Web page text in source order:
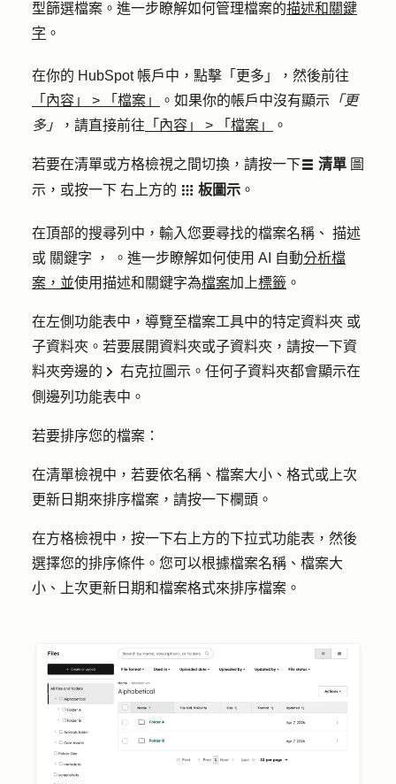
型篩選檔案。進一步瞭解如何管理檔案的描述和關鍵
字 。
在你的 HubSpot 帳戶中，點擊 「更多」
，然後前往
「內容」
> 「檔案」 。如果你的帳戶中沒有顯示 「更
多」
，請直接前往 「內容」 > 「檔案」 。
若要在清單或方格檢視之間切換，請按一下listView 清單 圖
示，或按一下 右上方的 grid 板圖示 。
在頂部的搜尋列中，輸入您要尋找的檔案名稱 、 描述
或 關鍵字 ， 。進一步瞭解如何使用 AI 自動分析檔
案，並使用描述和關鍵字為檔案加上標籤 。
在左側功能表中，導覽至檔案工具中的特定資料夾 或
子資料夾 。若要展開資料夾或子資料夾，請按一下資
料夾旁邊的 right 右克拉圖示 。任何子資料夾都會顯示在
側邊列功能表中。
若要排序您的檔案：
在清單檢視中，若要依名稱、檔案大小、格式或上次
更新日期來排序檔案，請按一下欄頭 。
在方格檢視中，按一下右上方的下拉式功能表 ，然後
選擇您的排序條件。 您可以根據檔案名稱、檔案大
小、上次更新日期和檔案格式來排序檔案。